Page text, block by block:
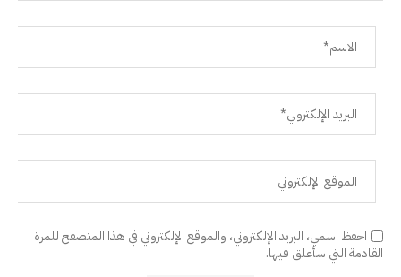
احفظ اسمي، البريد الإلكتروني، والموقع الإلكتروني في هذا المتصفح للمرة
القادمة التي سأعلق فيها.